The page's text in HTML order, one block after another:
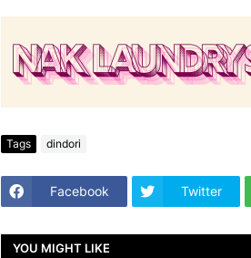
Tags dindori
Facebook Twitter
YOU MIGHT LIKE